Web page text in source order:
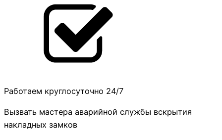
Работаем круглосуточно 24/7
Вызвать мастера аварийной службы вскрытия
накладных замков